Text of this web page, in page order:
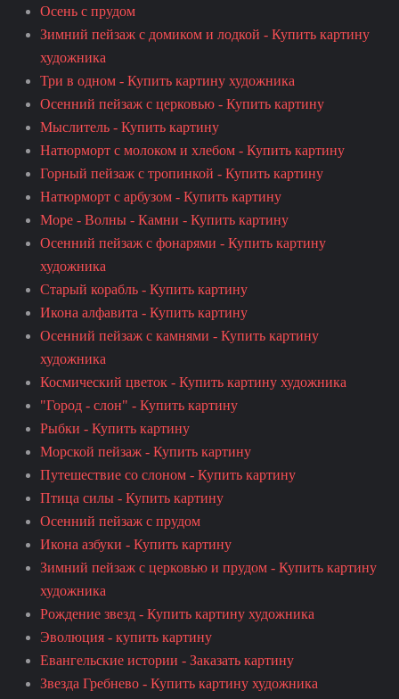
Осень с прудом
Зимний пейзаж с домиком и лодкой - Купить картину
художника
Три в одном - Купить картину художника
Осенний пейзаж с церковью - Купить картину
Мыслитель - Купить картину
Натюрморт с молоком и хлебом - Купить картину
Горный пейзаж с тропинкой - Купить картину
Натюрморт с арбузом - Купить картину
Море - Волны - Камни - Купить картину
Осенний пейзаж с фонарями - Купить картину
художника
Старый корабль - Купить картину
Икона алфавита - Купить картину
Осенний пейзаж с камнями - Купить картину
художника
Космический цветок - Купить картину художника
"Город - слон" - Купить картину
Рыбки - Купить картину
Морской пейзаж - Купить картину
Путешествие со слоном - Купить картину
Птица силы - Купить картину
Осенний пейзаж с прудом
Икона азбуки - Купить картину
Зимний пейзаж с церковью и прудом - Купить картину
художника
Рождение звезд - Купить картину художника
Эволюция - купить картину
Евангельские истории - Заказать картину
Звезда Гребнево - Купить картину художника